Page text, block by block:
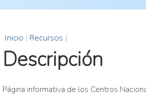
Inicio | Recursos |
Descripción
Página informativa de los Centros